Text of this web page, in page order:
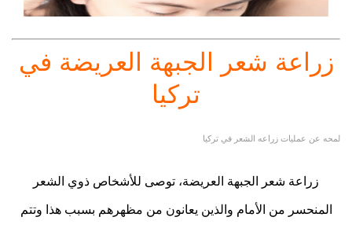
زراعة شعر الجبهة العريضة في
تركيا
لمحه عن عمليات زراعه الشعر في تركيا
زراعة شعر الجبهة العريضة، توصى للأشخاص ذوي الشعر
المنحسر من الأمام والذين يعانون من مظهرهم بسبب هذا وتتم